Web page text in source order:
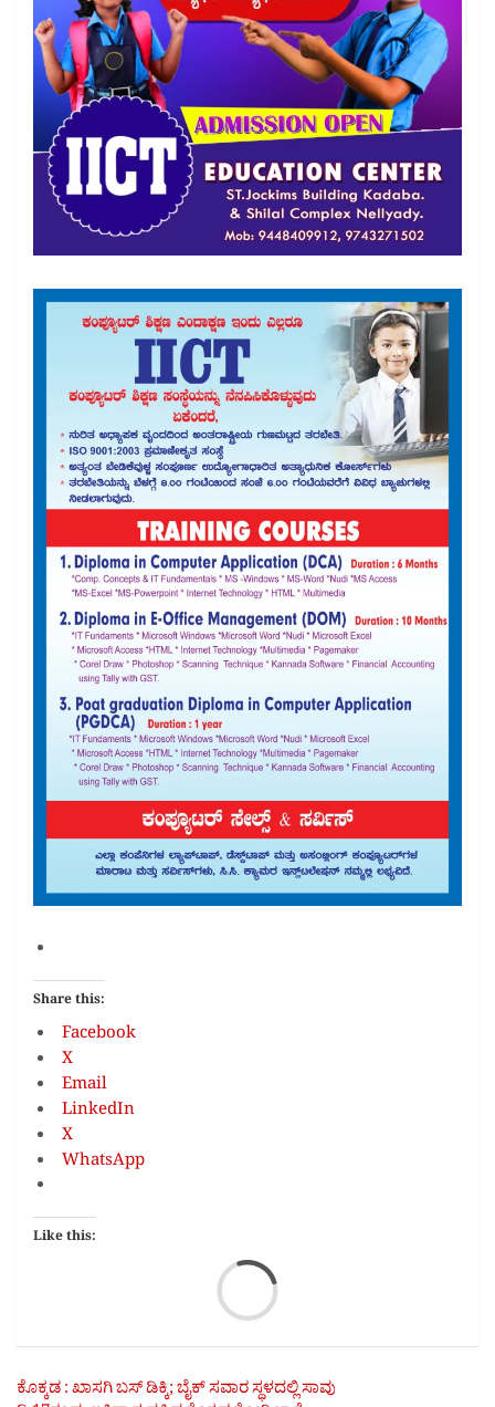
Share this:
Facebook
X
Email
LinkedIn
X
WhatsApp
Like this:
Post
ಕೊಕ್ಕಡ : ಖಾಸಗಿ ಬಸ್ ಡಿಕ್ಕಿ; ಬೈಕ್ ಸವಾರ ಸ್ಥಳದಲ್ಲಿ ಸಾವು